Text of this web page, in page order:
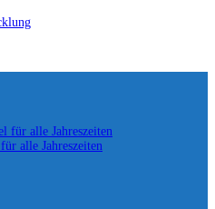
für alle Jahreszeiten
alle Jahreszeiten